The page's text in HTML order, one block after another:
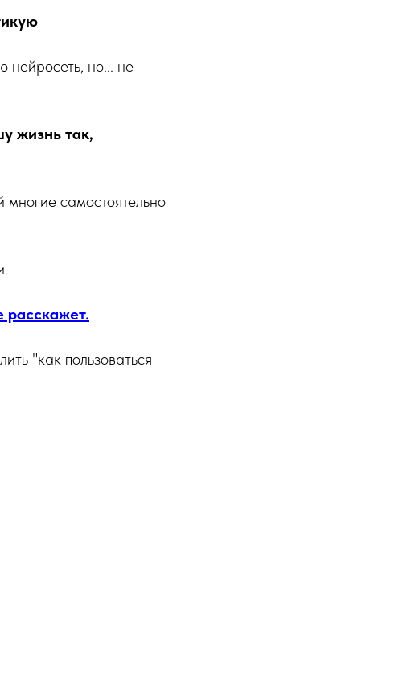
нейросеть, но... не
жизнь так,
многие самостоятельно
расскажет.
"как пользоваться